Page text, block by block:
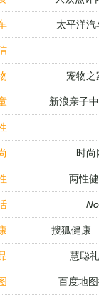
太平洋汽
宠物之
新浪亲子
时尚
两性
搜狐健康
慧聪
百度地